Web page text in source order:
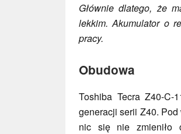
Głównie dlatego, że
lekkim. Akumulator o
pracy.
Obudowa
Toshiba Tecra Z40-
generacji serii Z40.
nic się nie zmieniło